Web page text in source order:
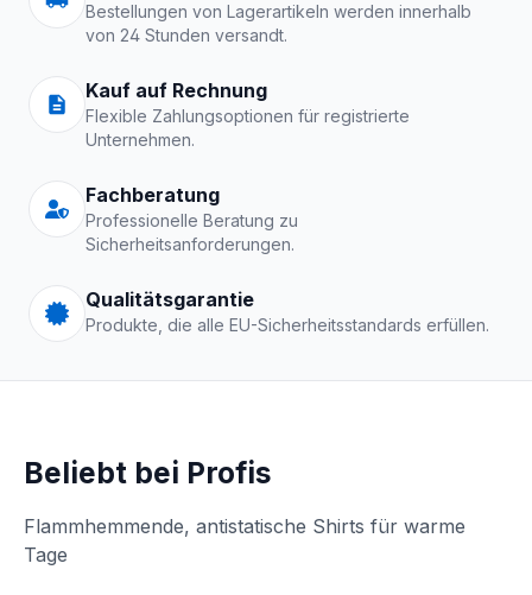
Bestellungen von Lagerartikeln werden innerhalb
von 24 Stunden versandt.
Kauf auf Rechnung
Flexible Zahlungsoptionen für registrierte
Unternehmen.
Fachberatung
Professionelle Beratung zu
Sicherheitsanforderungen.
Qualitätsgarantie
Produkte, die alle EU-Sicherheitsstandards erfüllen.
Beliebt bei Profis
Flammhemmende, antistatische Shirts für warme
Tage